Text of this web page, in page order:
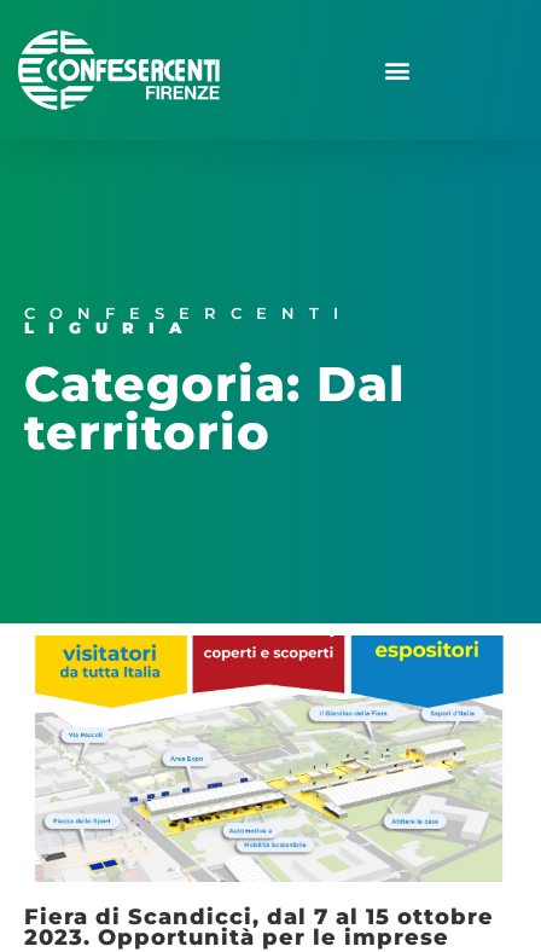
CONFESERCENTI
LIGURIA
Categoria: Dal
territorio
Fiera di Scandicci, dal 7 al 15 ottobre
2023. Opportunità per le imprese